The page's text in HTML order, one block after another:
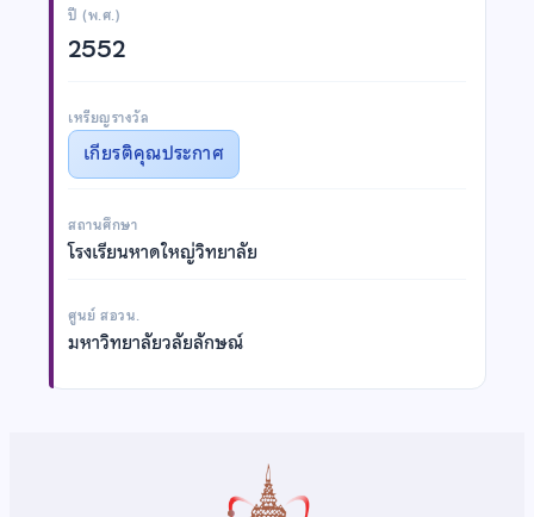
ปี (พ.ศ.)
2552
เหรียญรางวัล
เกียรติคุณประกาศ
สถานศึกษา
โรงเรียนหาดใหญ่วิทยาลัย
ศูนย์ สอวน.
มหาวิทยาลัยวลัยลักษณ์